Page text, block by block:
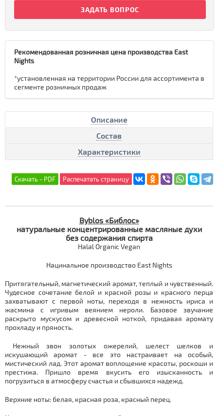
ЗАДАТЬ ВОПРОС
Рекомендованная розничная цена производства East
Nights
*установленная на территории России для ассортимента в
сегменте розничных продаж
Описание
Состав
Характеристики
Byblos «Библос»
натуральные концентрированные масляные духи
без содержания спирта
Halal Organic Vegan
Нацинальное производство East Nights
Притягательный, магнетический аромат, теплый и чувственный.
Чудесное сочетание белой и красной розы и красного перца
захватывают с первой ноты, переходя в нежность ириса и
жасмина с игривым веянием нероли. Базовое звучание
раскрыто мускусом и древесной ноткой, придавая аромату
прохладу и пряность.
Нежный звон золотых ожерелий, шелест шелков и
искушающий аромат - все это настраивает на особый,
мистический лад. Этот аромат воплощение красоты, роскоши и
престижа. Пришло время вкусить его изысканность и
погрузиться в атмосферу счастья и сбывшихся надежд.
Верхние ноты: белая, красная роза, красный перец.